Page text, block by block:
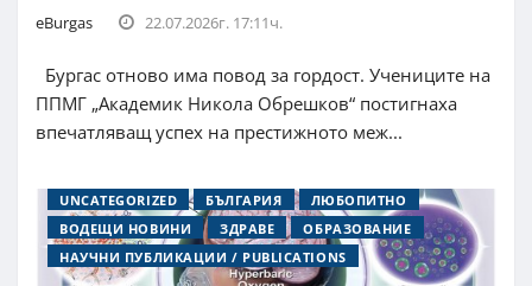
eBurgas 22.07.2026г. 17:11ч.
Бургас отново има повод за гордост. Учениците на
ППМГ „Академик Никола Обрешков“ постигнаха
впечатляващ успех на престижното меж...
UNCATEGORIZED БЪЛГАРИЯ
ЛЮБОПИТНО
ВОДЕЩИ НОВИНИ
ЗДРАВЕ
ОБРАЗОВАНИЕ
НАУЧНИ ПУБЛИКАЦИИ / PUBLICATIONS